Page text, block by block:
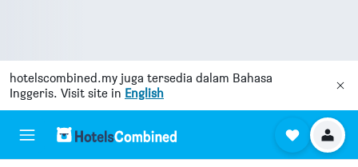
hotelscombined.my juga tersedia dalam Bahasa
Inggeris. Visit site in English